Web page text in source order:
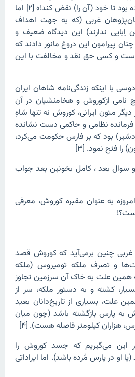
این موضوع را مطرح کرده بود تا خود (آن را) نقض کند!» [۲] اما
غربی (که به جهت اهداف
اِبایی ندارند) این دیدگاه ضعیف و
پیرامون این دروغ مانور دادند که
است و کسی حق نقد و مخالفت با این
با اینکه زندگی‌نامه شاهان ایران
نامی ازکوروش و هخامنشیان در آن
متون ایرانی، کوروش نه تنها شاهِ
نظامی و حاکمی دست نشانده
بود که بر فارس حکومت می‌کرد،
را فتح نمود. [۳]
سوال بعد ، کامل بخونین بعد جواب
به عنوان مقبره کوروش، معرفی
غربی چنین برمی‌آید که کوروش قصد
و تصرف ملکه تومیروس (ملکه
همین علت به خاک آن سرزمین تجاوز
کشته و به دستور ملکه، سر از
علت، بسیاری از تاریخ‌دانان بعید
به پارس بازگشته باشد (چون میان
هزاران کیلومتر فاصله هست). [۴]
این می‌گیریم که جسد کوروش را
او در پارس مُرده باشد). اما ایراداتی